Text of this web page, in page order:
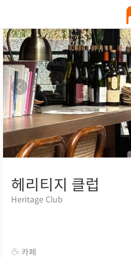
헤리티지 클럽
Heritage Club
카페